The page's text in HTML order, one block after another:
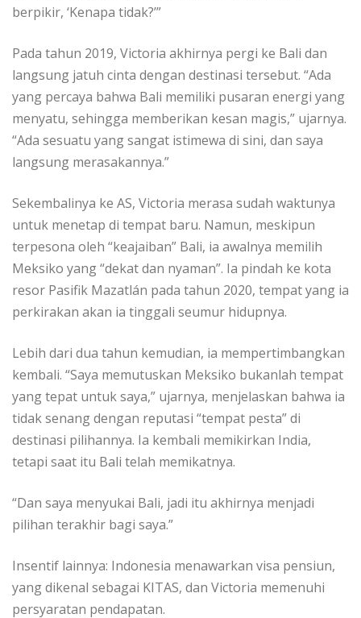
berpikir, ‘Kenapa tidak?’”
Pada tahun 2019, Victoria akhirnya pergi ke Bali dan
langsung jatuh cinta dengan destinasi tersebut. “Ada
yang percaya bahwa Bali memiliki pusaran energi yang
menyatu, sehingga memberikan kesan magis,” ujarnya.
“Ada sesuatu yang sangat istimewa di sini, dan saya
langsung merasakannya.”
Sekembalinya ke AS, Victoria merasa sudah waktunya
untuk menetap di tempat baru. Namun, meskipun
terpesona oleh “keajaiban” Bali, ia awalnya memilih
Meksiko yang “dekat dan nyaman”. Ia pindah ke kota
resor Pasifik Mazatlán pada tahun 2020, tempat yang ia
perkirakan akan ia tinggali seumur hidupnya.
Lebih dari dua tahun kemudian, ia mempertimbangkan
kembali. “Saya memutuskan Meksiko bukanlah tempat
yang tepat untuk saya,” ujarnya, menjelaskan bahwa ia
tidak senang dengan reputasi “tempat pesta” di
destinasi pilihannya. Ia kembali memikirkan India,
tetapi saat itu Bali telah memikatnya.
“Dan saya menyukai Bali, jadi itu akhirnya menjadi
pilihan terakhir bagi saya.”
Insentif lainnya: Indonesia menawarkan visa pensiun,
yang dikenal sebagai KITAS, dan Victoria memenuhi
persyaratan pendapatan.